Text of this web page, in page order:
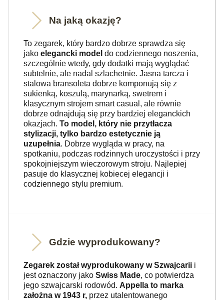
Na jaką okazję?
To zegarek, który bardzo dobrze sprawdza się
jako elegancki model do codziennego noszenia,
szczególnie wtedy, gdy dodatki mają wyglądać
subtelnie, ale nadal szlachetnie. Jasna tarcza i
stalowa bransoleta dobrze komponują się z
sukienką, koszulą, marynarką, swetrem i
klasycznym strojem smart casual, ale równie
dobrze odnajdują się przy bardziej eleganckich
okazjach. To model, który nie przytłacza
stylizacji, tylko bardzo estetycznie ją
uzupełnia. Dobrze wygląda w pracy, na
spotkaniu, podczas rodzinnych uroczystości i przy
spokojniejszym wieczorowym stroju. Najlepiej
pasuje do klasycznej kobiecej elegancji i
codziennego stylu premium.
Gdzie wyprodukowany?
Zegarek został wyprodukowany w Szwajcarii i
jest oznaczony jako Swiss Made, co potwierdza
jego szwajcarski rodowód. Appella to marka
założna w 1943 r, przez utalentowanego